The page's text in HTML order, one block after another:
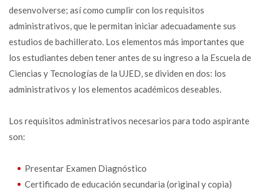
desenvolverse; así como cumplir con los requisitos
administrativos, que le permitan iniciar adecuadamente sus
estudios de bachillerato. Los elementos más importantes que
los estudiantes deben tener antes de su ingreso a la Escuela de
Ciencias y Tecnologías de la UJED, se dividen en dos: los
administrativos y los elementos académicos deseables.
Los requisitos administrativos necesarios para todo aspirante
son:
Presentar Examen Diagnóstico
Certificado de educación secundaria (original y copia)